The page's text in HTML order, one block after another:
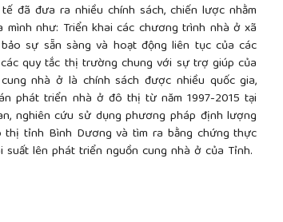
đã đưa ra nhiều chính sách, chiến lược nhằm
như: Triển khai các chương trình nhà ở xã
sự sẵn sàng và hoạt động liên tục của các
quy tắc thị trường chung với sự trợ giúp của
nhà ở là chính sách được nhiều quốc gia,
phát triển nhà ở đô thị từ năm 1997-2015 tại
nghiên cứu sử dụng phương pháp định lượng
tỉnh Bình Dương và tìm ra bằng chứng thực
lên phát triển nguồn cung nhà ở của Tỉnh.